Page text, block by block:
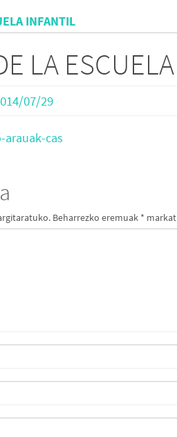
INFANTIL
LA
07/29
cas
Beharrezko eremuak *